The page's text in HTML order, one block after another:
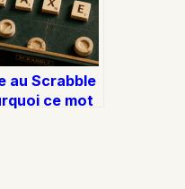
au Scrabble
ce mot